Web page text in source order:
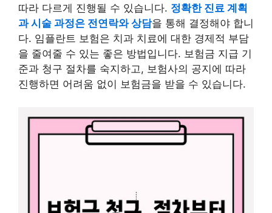
따라 다르게 진행될 수 있습니다. 정확한 진료 계획
과 시술 과정은 전연락와 상담을 통해 결정해야 합니
다. 임플란트 보험은 치과 치료에 대한 경제적 부담
을 줄여줄 수 있는 좋은 방법입니다. 보험금 지급 기
준과 청구 절차를 숙지하고, 보험사의 공지에 따라
진행하면 어려움 없이 보험금을 받을 수 있습니다.